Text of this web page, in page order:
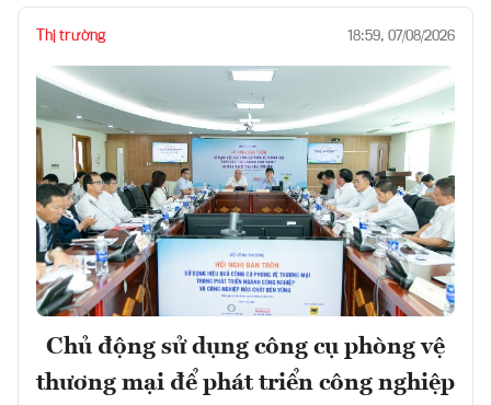
Thị trường 18:59, 07/08/2026
Chủ động sử dụng công cụ phòng vệ
thương mại để phát triển công nghiệp